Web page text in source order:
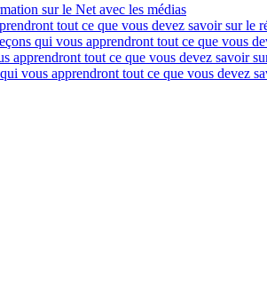
sur le Net avec les médias
tout ce que vous devez savoir sur le
qui vous apprendront tout ce que vous
apprendront tout ce que vous devez savoir
vous apprendront tout ce que vous devez